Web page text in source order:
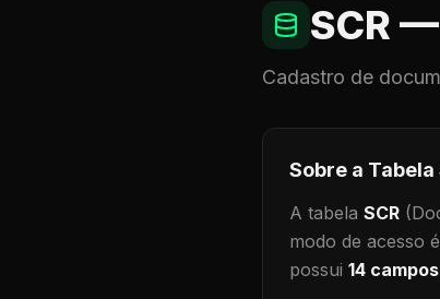
SCR —
Cadastro de
Sobre a Tabela
A tabela SCR
modo de acesso é
possui 14 campos